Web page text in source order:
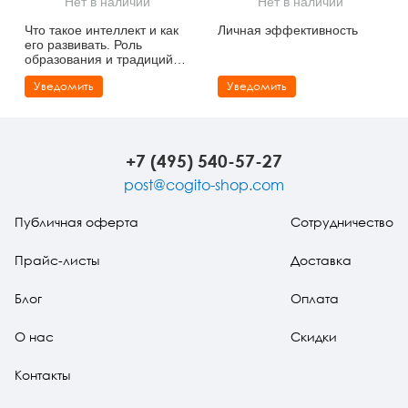
Сказкотерапия
Другие направления психотерапии
Психофизиология
Социальная психология
Учебная литература
Классический и юнгианский психоанализ
Что такое интеллект и как
его развивать. Роль
образования и традиций
(карманный формат)
Уведомить
Личная эффективность
Уведомить
+7 (495) 540-57-27
post@cogito-shop.com
Публичная оферта
Прайс-листы
Блог
О нас
Контакты
Сотрудничество
Доставка
Оплата
Скидки